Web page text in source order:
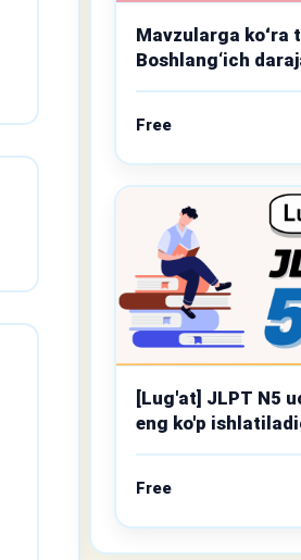
Mavzularga koʻra
Boshlang‘ich
muhim so‘z
Free
[Lug'at] JLPT N5
eng ko'p
Free